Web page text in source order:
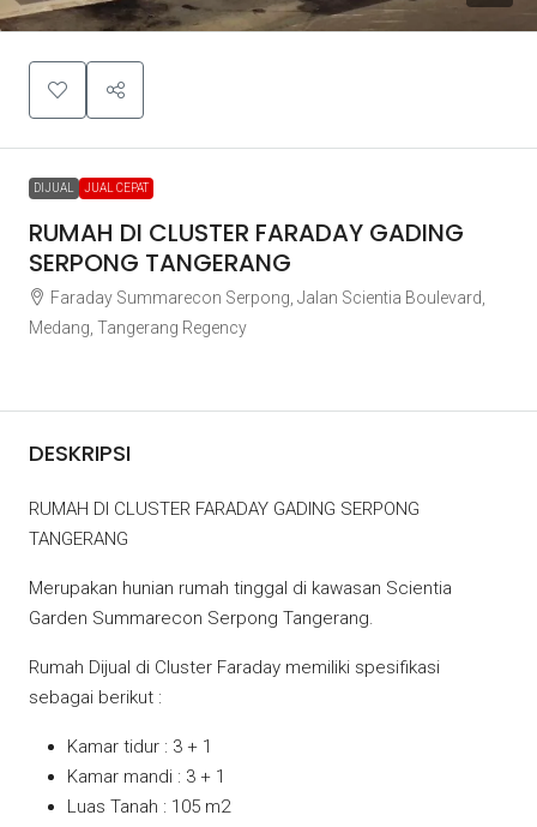
DIJUAL JUAL CEPAT
RUMAH DI CLUSTER FARADAY GADING
SERPONG TANGERANG
Faraday Summarecon Serpong, Jalan Scientia Boulevard,
Medang, Tangerang Regency
DESKRIPSI
RUMAH DI CLUSTER FARADAY GADING SERPONG
TANGERANG
Merupakan hunian rumah tinggal di kawasan Scientia
Garden Summarecon Serpong Tangerang.
Rumah Dijual di Cluster Faraday memiliki spesifikasi
sebagai berikut :
Kamar tidur : 3 + 1
Kamar mandi : 3 + 1
Luas Tanah : 105 m2